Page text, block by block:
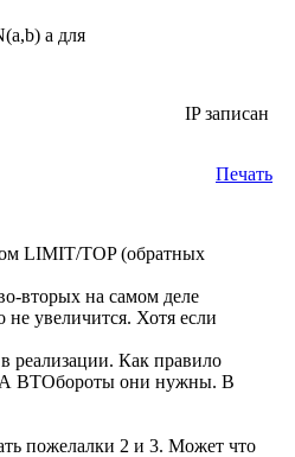
а для
IP записан
Печать
LIMIT/TOP (обратных
вторых на самом деле
увеличится. Хотя если
реализации. Как правило
А ВТОбороты они нужны. В
пожелалки 2 и 3. Может что